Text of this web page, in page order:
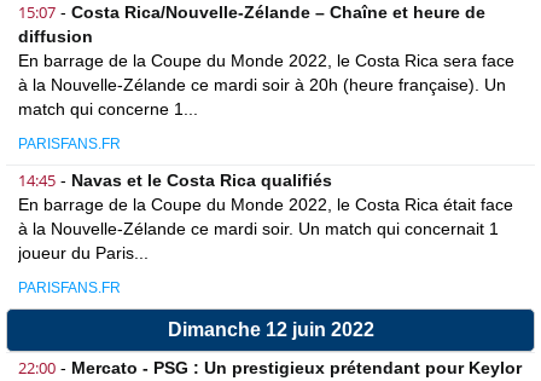
15:07 - Costa Rica/Nouvelle-Zélande – Chaîne et heure de
diffusion
En barrage de la Coupe du Monde 2022, le Costa Rica sera face
à la Nouvelle-Zélande ce mardi soir à 20h (heure française). Un
match qui concerne 1...
PARISFANS.FR
14:45 - Navas et le Costa Rica qualifiés
En barrage de la Coupe du Monde 2022, le Costa Rica était face
à la Nouvelle-Zélande ce mardi soir. Un match qui concernait 1
joueur du Paris...
PARISFANS.FR
Dimanche 12 juin 2022
22:00 - Mercato - PSG : Un prestigieux prétendant pour Keylor